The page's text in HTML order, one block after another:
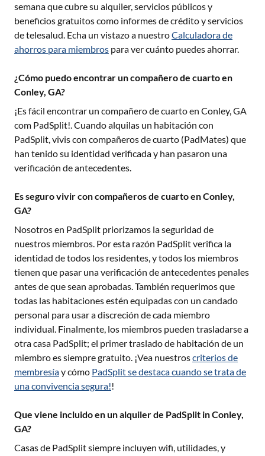
semana que cubre su alquiler, servicios públicos y
beneficios gratuitos como informes de crédito y servicios
de telesalud. Echa un vistazo a nuestroCalculadora de
ahorros para miembros para ver cuánto puedes ahorrar.
¿Cómo puedo encontrar un compañero de cuarto en
Conley, GA?
¡Es fácil encontrar un compañero de cuarto en Conley, GA
com PadSplit!. Cuando alquilas un habitación con
PadSplit, vivis con compañeros de cuarto (PadMates) que
han tenido su identidad verificada y han pasaron una
verificación de antecedentes.
Es seguro vivir con compañeros de cuarto en Conley,
GA?
Nosotros en PadSplit priorizamos la seguridad de
nuestros miembros. Por esta razón PadSplit verifica la
identidad de todos los residentes, y todos los miembros
tienen que pasar una verificación de antecedentes penales
antes de que sean aprobadas. También requerimos que
todas las habitaciones estén equipadas con un candado
personal para usar a discreción de cada miembro
individual. Finalmente, los miembros pueden trasladarse a
otra casa PadSplit; el primer traslado de habitación de un
miembro es siempre gratuito. ¡Vea nuestroscriterios de
membresíay cómo PadSplit se destaca cuando se trata de
una convivencia segura!!
Que viene incluido en un alquiler de PadSplit in Conley,
GA?
Casas de PadSplit siempre incluyen wifi, utilidades, y